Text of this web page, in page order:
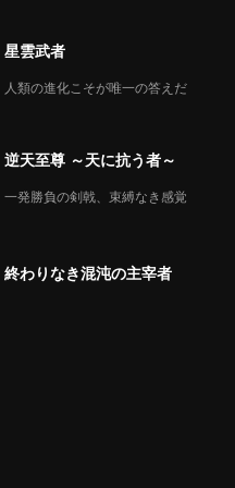
星雲武者
人類の進化こそが唯一の答えだ
逆天至尊 ～天に抗う者～
一発勝負の剣戟、束縛なき感覚
終わりなき混沌の主宰者